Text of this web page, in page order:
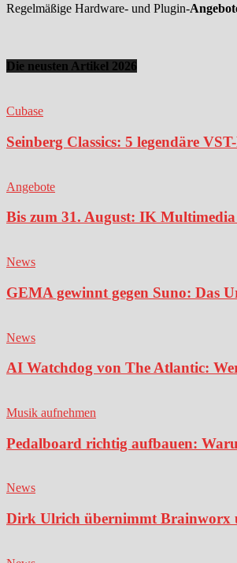
Regelmäßige Hardware- und Plugin-
Die neusten Artikel 2026
Cubase
Seinberg Classics: 5 legendäre
Angebote
Bis zum 31. August: IK
News
GEMA gewinnt gegen Suno: Das
News
AI Watchdog von The Atlantic:
Musik aufnehmen
Pedalboard richtig aufbauen:
News
Dirk Ulrich übernimmt Brainworx